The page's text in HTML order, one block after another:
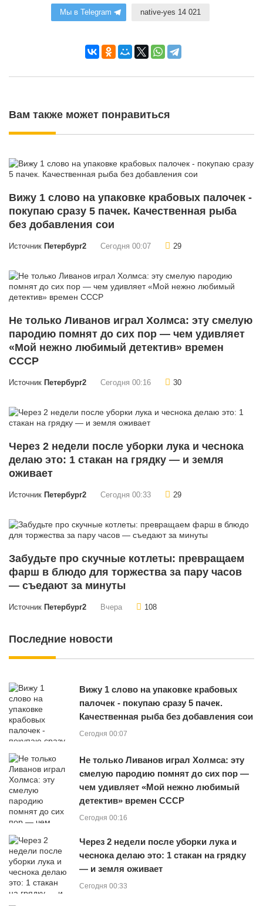
Мы в Telegram native-yes 14 021
Вам также может понравиться
Вижу 1 слово на упаковке крабовых палочек -
покупаю сразу 5 пачек. Качественная рыба
без добавления сои
Источник Петербург2 Сегодня 00:07 29
Не только Ливанов играл Холмса: эту смелую
пародию помнят до сих пор — чем удивляет
«Мой нежно любимый детектив» времен
СССР
Источник Петербург2 Сегодня 00:16 30
Через 2 недели после уборки лука и чеснока
делаю это: 1 стакан на грядку — и земля
оживает
Источник Петербург2 Сегодня 00:33 29
Забудьте про скучные котлеты: превращаем
фарш в блюдо для торжества за пару часов
— съедают за минуты
Источник Петербург2 Вчера 108
Последние новости
Вижу 1 слово на упаковке крабовых
палочек - покупаю сразу 5 пачек.
Качественная рыба без добавления сои
Сегодня 00:07
Не только Ливанов играл Холмса: эту
смелую пародию помнят до сих пор —
чем удивляет «Мой нежно любимый
детектив» времен СССР
Сегодня 00:16
Через 2 недели после уборки лука и
чеснока делаю это: 1 стакан на грядку
— и земля оживает
Сегодня 00:33